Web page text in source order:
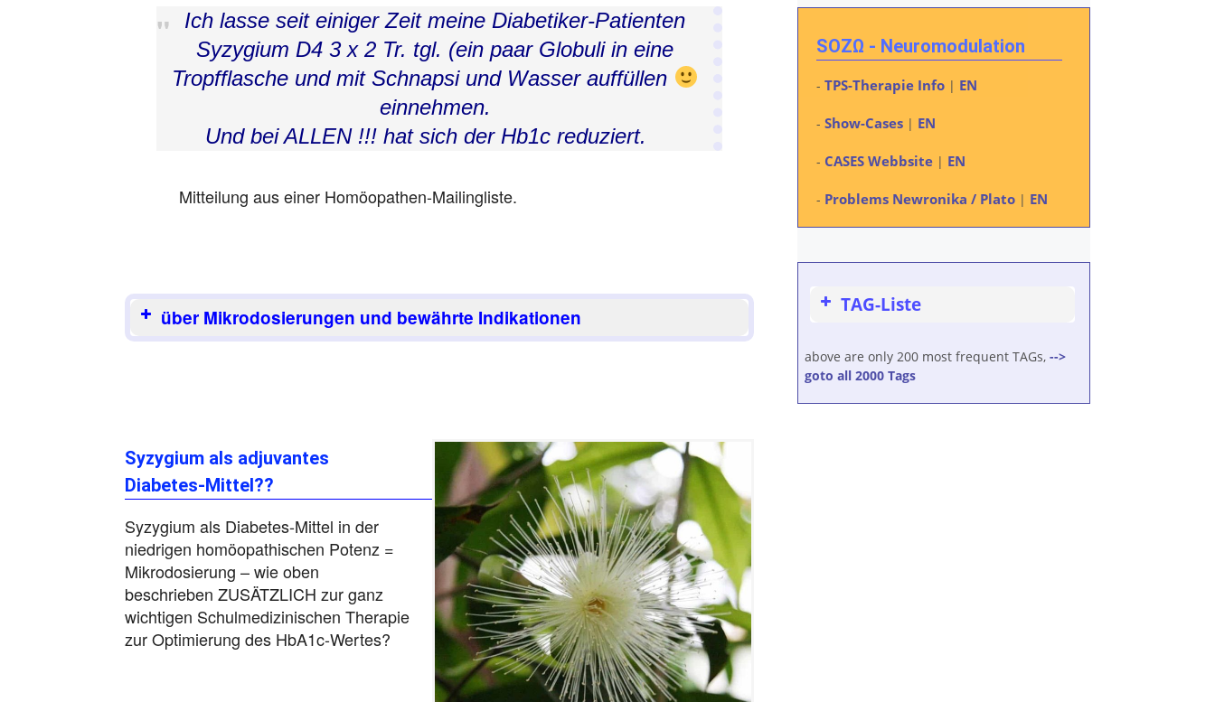
Ich lasse seit einiger Zeit meine Diabetiker-Patienten
Syzygium D4 3 x 2 Tr. tgl. (ein paar Globuli in eine
Tropfflasche und mit Schnapsi und Wasser auffüllen
einnehmen.
Und bei ALLEN !!! hat sich der Hb1c reduziert.
Mitteilung aus einer Homöopathen-Mailingliste.
über Mikrodosierungen und bewährte Indikationen
Syzygium als adjuvantes
Diabetes-Mittel??
Syzygium als Diabetes-Mittel in der
niedrigen homöopathischen Potenz =
Mikrodosierung – wie oben
beschrieben ZUSÄTZLICH zur ganz
wichtigen Schulmedizinischen Therapie
zur Optimierung des HbA1c-Wertes?
SOZΩ - Neuromodulation
- TPS-Therapie Info | EN
- Show-Cases | EN
- CASES Webbsite | EN
- Problems Newronika / Plato | EN
TAG-Liste
above are only 200 most frequent TAGs, -->
goto all 2000 Tags